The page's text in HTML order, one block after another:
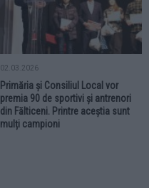
02.03.2026
Primăria și Consiliul Local vor
premia 90 de sportivi și antrenori
din Fălticeni. Printre aceștia sunt
mulți campioni